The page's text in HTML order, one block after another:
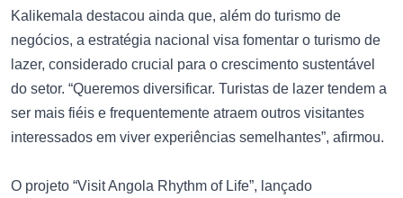
Kalikemala destacou ainda que, além do turismo de
negócios, a estratégia nacional visa fomentar o turismo de
lazer, considerado crucial para o crescimento sustentável
do setor. “Queremos diversificar. Turistas de lazer tendem a
ser mais fiéis e frequentemente atraem outros visitantes
interessados em viver experiências semelhantes”, afirmou.
O projeto “Visit Angola Rhythm of Life”, lançado